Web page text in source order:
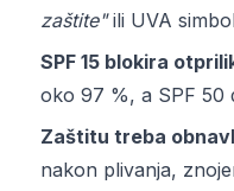
zaštite"ili UVA
SPF 15 blokira
oko 97 %, a SPF 50
Zaštitu treba
nakon plivanja,